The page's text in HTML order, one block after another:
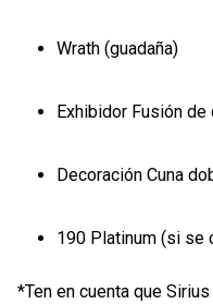
Wrath (guadaña)
Exhibidor Fusión
Decoración Cuna
190 Platinum (si se
*Ten en cuenta que